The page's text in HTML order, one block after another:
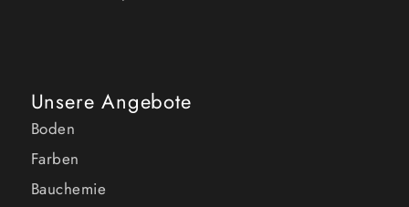
Unsere Angebote
Boden
Farben
Bauchemie